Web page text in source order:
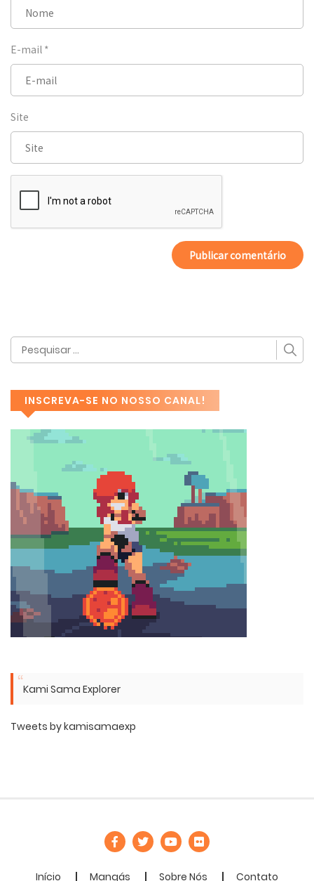
E-mail *
Site
INSCREVA-SE NO NOSSO CANAL!
Kami Sama Explorer
Tweets by kamisamaexp
Início Mangás Sobre Nós Contato